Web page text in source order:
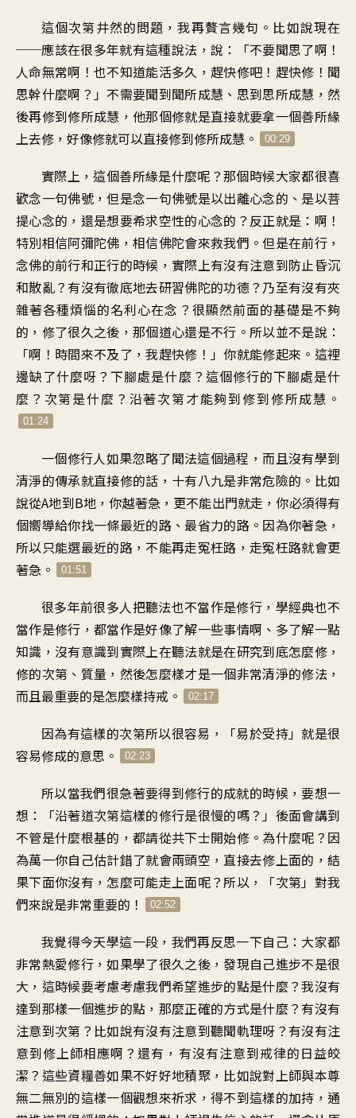
這個次第井然的問題，我再贅言幾句。比如說現在
──應該在很多年就有這種說法，說：「不要聞思了啊！
人命無常啊！也不知道能活多久，趕快修吧！趕快修！聞
思幹什麼啊？」不需要聞到聞所成慧、思到思所成慧，然
後再修到修所成慧，他那個修就是直接就要拿一個善所緣
上去修，好像修就可以直接修到修所成慧。
00:29
實際上，這個善所緣是什麼呢？那個時候大家都很喜
歡念一句佛號，但是念一句佛號是以出離心念的、是以菩
提心念的，還是想要希求空性的心念的？反正就是：啊！
特別相信阿彌陀佛，相信佛陀會來救我們。但是在前行，
念佛的前行和正行的時候，實際上有沒有注意到防止昏沉
和散亂？有沒有徹底地去研習佛陀的功德？乃至有沒有夾
雜著各種煩惱的名利心在念？很顯然前面的基礎是不夠
的，修了很久之後，那個道心還是不行。所以並不是說：
「啊！時間來不及了，我趕快修！」你就能修起來。這裡
邊缺了什麼呀？下腳處是什麼？這個修行的下腳處是什
麼？次第是什麼？沿著次第才能夠到修到修所成慧。
01:24
一個修行人如果忽略了聞法這個過程，而且沒有學到
清淨的傳承就直接修的話，十有八九是非常危險的。比如
說從A地到B地，你越著急，更不能出門就走，你必須得有
個嚮導給你找一條最近的路、最省力的路。因為你著急，
所以只能選最近的路，不能再走冤枉路，走冤枉路就會更
著急。
01:51
很多年前很多人把聽法也不當作是修行，學經典也不
當作是修行，都當作是好像了解一些事情啊、多了解一點
知識，沒有意識到實際上在聽法就是在研究到底怎麼修，
修的次第、質量，然後怎麼樣才是一個非常清淨的修法，
而且最重要的是怎麼樣持戒。
02:17
因為有這樣的次第所以很容易，「易於受持」就是很
容易修成的意思。
02:23
所以當我們很急著要得到修行的成就的時候，要想一
想：「沿著道次第這樣的修行是很慢的嗎？」後面會講到
不管是什麼根基的，都請從共下士開始修。為什麼呢？因
為萬一你自己估計錯了就會兩頭空，直接去修上面的，結
果下面你沒有，怎麼可能走上面呢？所以，「次第」對我
們來說是非常重要的！
02:52
我覺得今天學這一段，我們再反思一下自己：大家都
非常熱愛修行，如果學了很久之後，發現自己進步不是很
大，這時候要考慮考慮我們希望進步的點是什麼？我沒有
達到那樣一個進步的點，那麼正確的方式是什麼？有沒有
注意到次第？比如說有沒有注意到聽聞軌理呀？有沒有注
意到修上師相應啊？還有，有沒有注意到戒律的日益皎
潔？這些資糧善如果不好好地積聚，比如說對上師與本尊
無二無別的這樣一個觀想來祈求，得不到這樣的加持，通